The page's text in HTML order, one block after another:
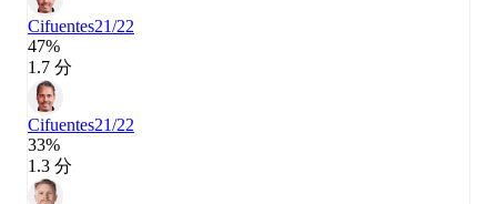
Cifuentes21/22
47%
1.7 分
Cifuentes21/22
33%
1.3 分